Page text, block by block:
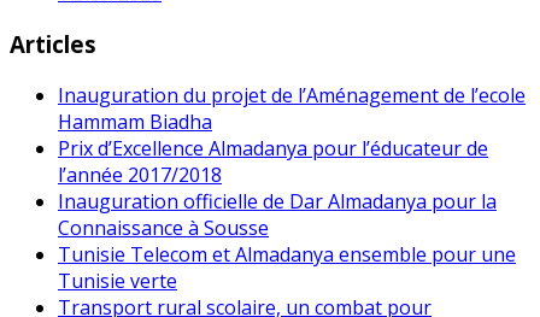
Articles
Inauguration du projet de l’Aménagement de l’ecole
Hammam Biadha
Prix d’Excellence Almadanya pour l’éducateur de
l’année 2017/2018
Inauguration officielle de Dar Almadanya pour la
Connaissance à Sousse
Tunisie Telecom et Almadanya ensemble pour une
Tunisie verte
Transport rural scolaire, un combat pour